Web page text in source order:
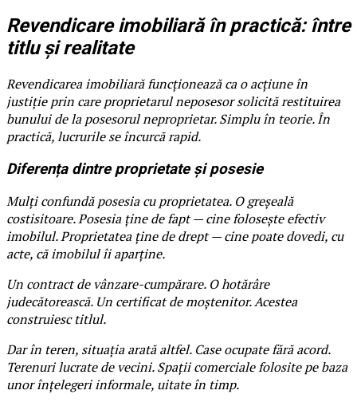
Revendicare imobiliară în practică: între
titlu și realitate
Revendicarea imobiliară funcționează ca o acțiune în
justiție prin care proprietarul neposesor solicită restituirea
bunului de la posesorul neproprietar. Simplu în teorie. În
practică, lucrurile se încurcă rapid.
Diferența dintre proprietate și posesie
Mulți confundă posesia cu proprietatea. O greșeală
costisitoare. Posesia ține de fapt — cine folosește efectiv
imobilul. Proprietatea ține de drept — cine poate dovedi, cu
acte, că imobilul îi aparține.
Un contract de vânzare-cumpărare. O hotărâre
judecătorească. Un certificat de moștenitor. Acestea
construiesc titlul.
Dar în teren, situația arată altfel. Case ocupate fără acord.
Terenuri lucrate de vecini. Spații comerciale folosite pe baza
unor înțelegeri informale, uitate în timp.